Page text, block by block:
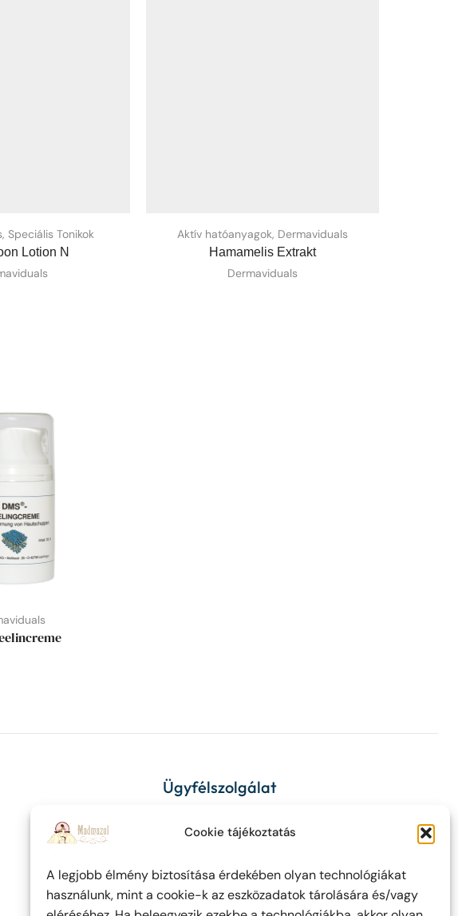
Cookie tájékoztatás
A legjobb élmény biztosítása érdekében olyan technológiákat
használunk, mint a cookie-k az eszközadatok tárolására és/vagy
, Speciális Tonikok
Lotion N
Aktív hatóanyagok, Dermaviduals
Hamamelis Extrakt
Dermaviduals
Ügyfélszolgálat
Impresszum